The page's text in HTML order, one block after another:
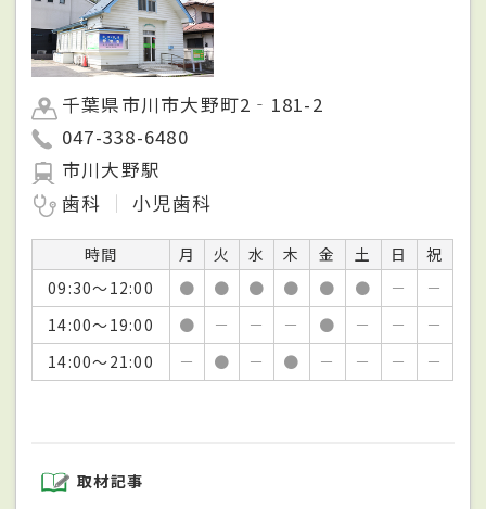
千葉県市川市大野町2‐181-2
047-338-6480
市川大野駅
歯科
小児歯科
時間 月 火 水 木 金 土 日
祝
09:30～12:00
● ● ● ● ● ● －
－
14:00～19:00
● － － － ● － －
－
14:00～21:00
－ ● － ● － － － －
取材記事